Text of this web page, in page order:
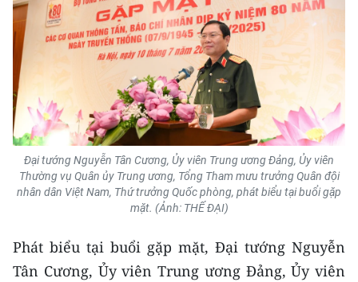
Đại tướng Nguyễn Tân Cương, Ủy viên Trung ương Đảng, Ủy viên
Thường vụ Quân ủy Trung ương, Tổng Tham mưu trưởng Quân đội
nhân dân Việt Nam, Thứ trưởng Quốc phòng, phát biểu tại buổi gặp
mặt. (Ảnh: THẾ ĐẠI)
Phát biểu tại buổi gặp mặt, Đại tướng Nguyễn
Tân Cương, Ủy viên Trung ương Đảng, Ủy viên